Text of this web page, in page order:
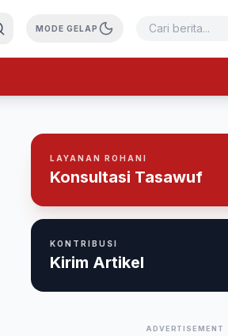
MODE GELAP
LAYANAN ROHANI
Konsultasi Tasawuf
KONTRIBUSI
Kirim Artikel
ADVERTISEMENT